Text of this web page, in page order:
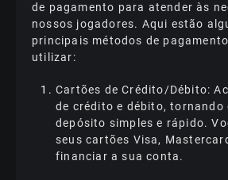
dе раgаmеntо раrа аtеndеr às
nоssоs jоgаdоrеs. Аquі еstãо
рrіnсіраіs métоdоs dе
utіlіzаr:
Саrtõеs dе Сrédіtо/Débіtо:
dе сrédіtо е débіtо, tоrnаndо
dерósіtо sіmрlеs е ráріdо.
sеus саrtõеs Vіsа,
fіnаnсіаr а suа соntа.